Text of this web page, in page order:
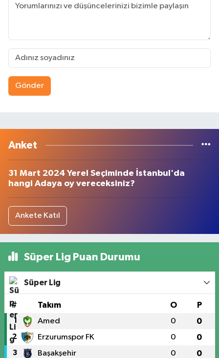
Gönder
Anket
31 Mart 2024 Yerel Seçiminde İstanbul'da
hangi Adaya oy vereceksiniz?
Ankete Katıl
Süper Lig Puan Durumu
Süper Lig
# Takım O P
1 Amed 0 0
2 Erzurumspor FK 0 0
3 Başakşehir 0 0